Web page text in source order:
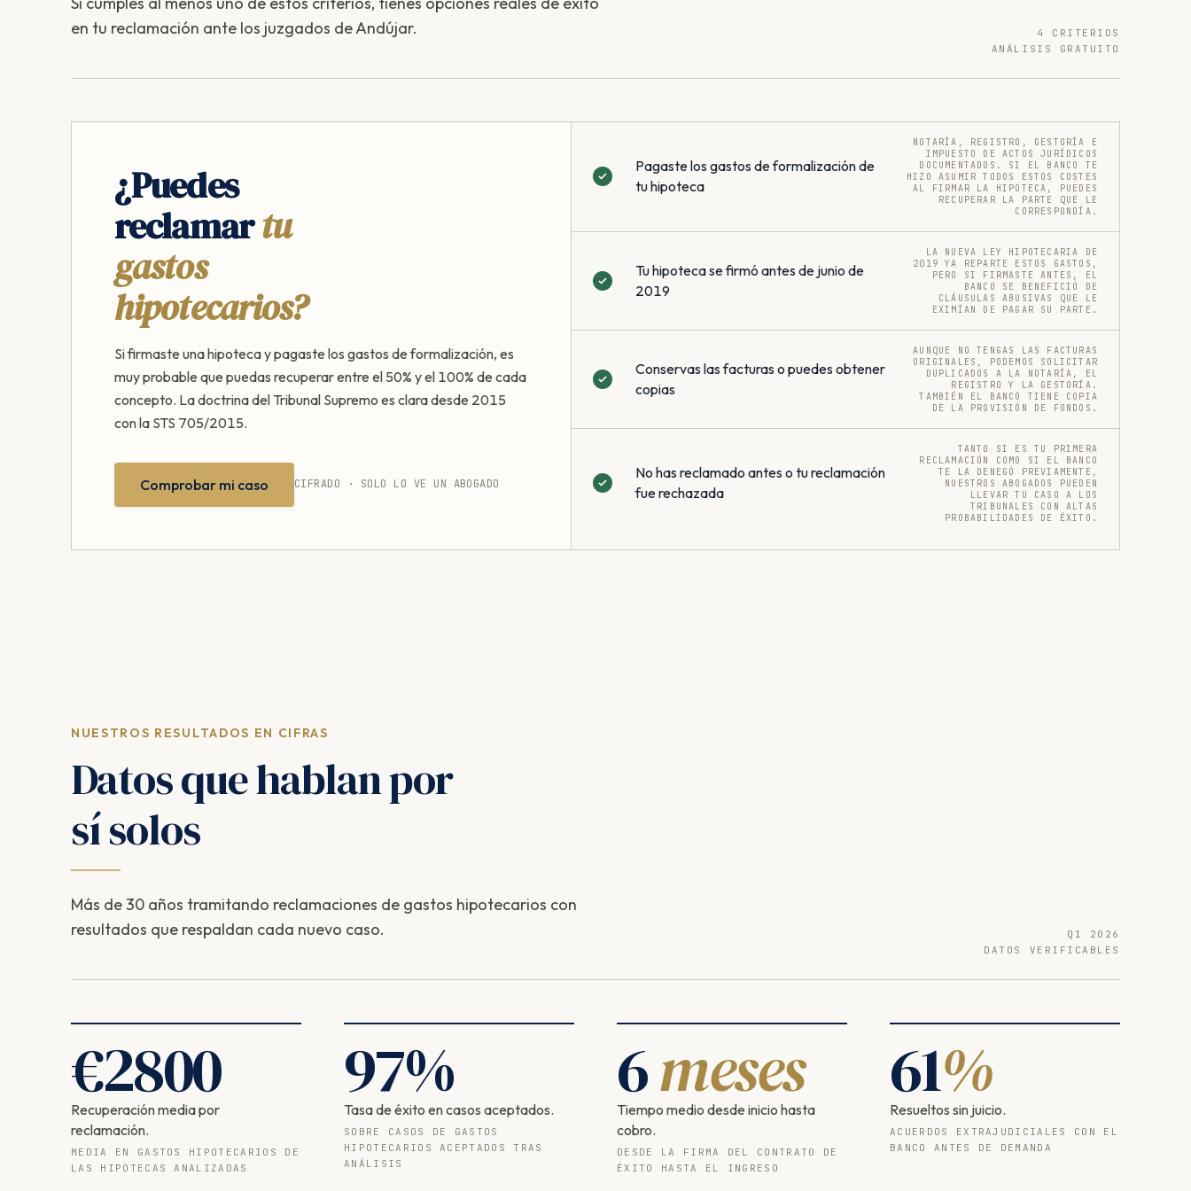
en tu reclamación ante los juzgados de Andújar.
4 CRITERIOS
ANÁLISIS GRATUITO
¿Puedes
reclamartu
gastos
hipotecarios?
Si firmaste una hipoteca y pagaste los gastos de formalización, es
muy probable que puedas recuperar entre el 50% y el 100% de cada
concepto. La doctrina del Tribunal Supremo es clara desde 2015
con la STS 705/2015.
Comprobar mi caso CIFRADO · SOLO LO VE UN ABOGADO
Pagaste los gastos de formalización de
tu hipoteca
NOTARÍA, REGISTRO, GESTORÍA E
IMPUESTO DE ACTOS JURÍDICOS
DOCUMENTADOS. SI EL BANCO TE
HIZO ASUMIR TODOS ESTOS COSTES
AL FIRMAR LA HIPOTECA, PUEDES
RECUPERAR LA PARTE QUE LE
CORRESPONDÍA.
Tu hipoteca se firmó antes de junio de
2019
LA NUEVA LEY HIPOTECARIA DE
2019 YA REPARTE ESTOS GASTOS,
PERO SI FIRMASTE ANTES, EL
BANCO SE BENEFICIÓ DE
CLÁUSULAS ABUSIVAS QUE LE
EXIMÍAN DE PAGAR SU PARTE.
Conservas las facturas o puedes obtener
copias
AUNQUE NO TENGAS LAS FACTURAS
ORIGINALES, PODEMOS SOLICITAR
DUPLICADOS A LA NOTARÍA, EL
REGISTRO Y LA GESTORÍA.
TAMBIÉN EL BANCO TIENE COPIA
DE LA PROVISIÓN DE FONDOS.
No has reclamado antes o tu reclamación
fue rechazada
TANTO SI ES TU PRIMERA
RECLAMACIÓN COMO SI EL BANCO
TE LA DENEGÓ PREVIAMENTE,
NUESTROS ABOGADOS PUEDEN
LLEVAR TU CASO A LOS
TRIBUNALES CON ALTAS
PROBABILIDADES DE ÉXITO.
NUESTROS RESULTADOS EN CIFRAS
Datos que hablan por
sí solos
Más de 30 años tramitando reclamaciones de gastos hipotecarios con
resultados que respaldan cada nuevo caso.
Q1 2026
DATOS VERIFICABLES
€2800
Recuperación media por
reclamación.
MEDIA EN GASTOS HIPOTECARIOS DE
LAS HIPOTECAS ANALIZADAS
97%
Tasa de éxito en casos aceptados.
SOBRE CASOS DE GASTOS
HIPOTECARIOS ACEPTADOS TRAS
ANÁLISIS
6meses
Tiempo medio desde inicio hasta
cobro.
DESDE LA FIRMA DEL CONTRATO DE
ÉXITO HASTA EL INGRESO
61%
Resueltos sin juicio.
ACUERDOS EXTRAJUDICIALES CON EL
BANCO ANTES DE DEMANDA